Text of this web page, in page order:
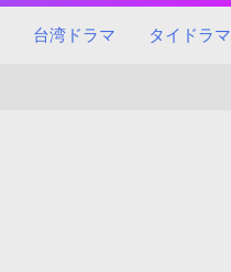
台湾ドラマ タイドラマ